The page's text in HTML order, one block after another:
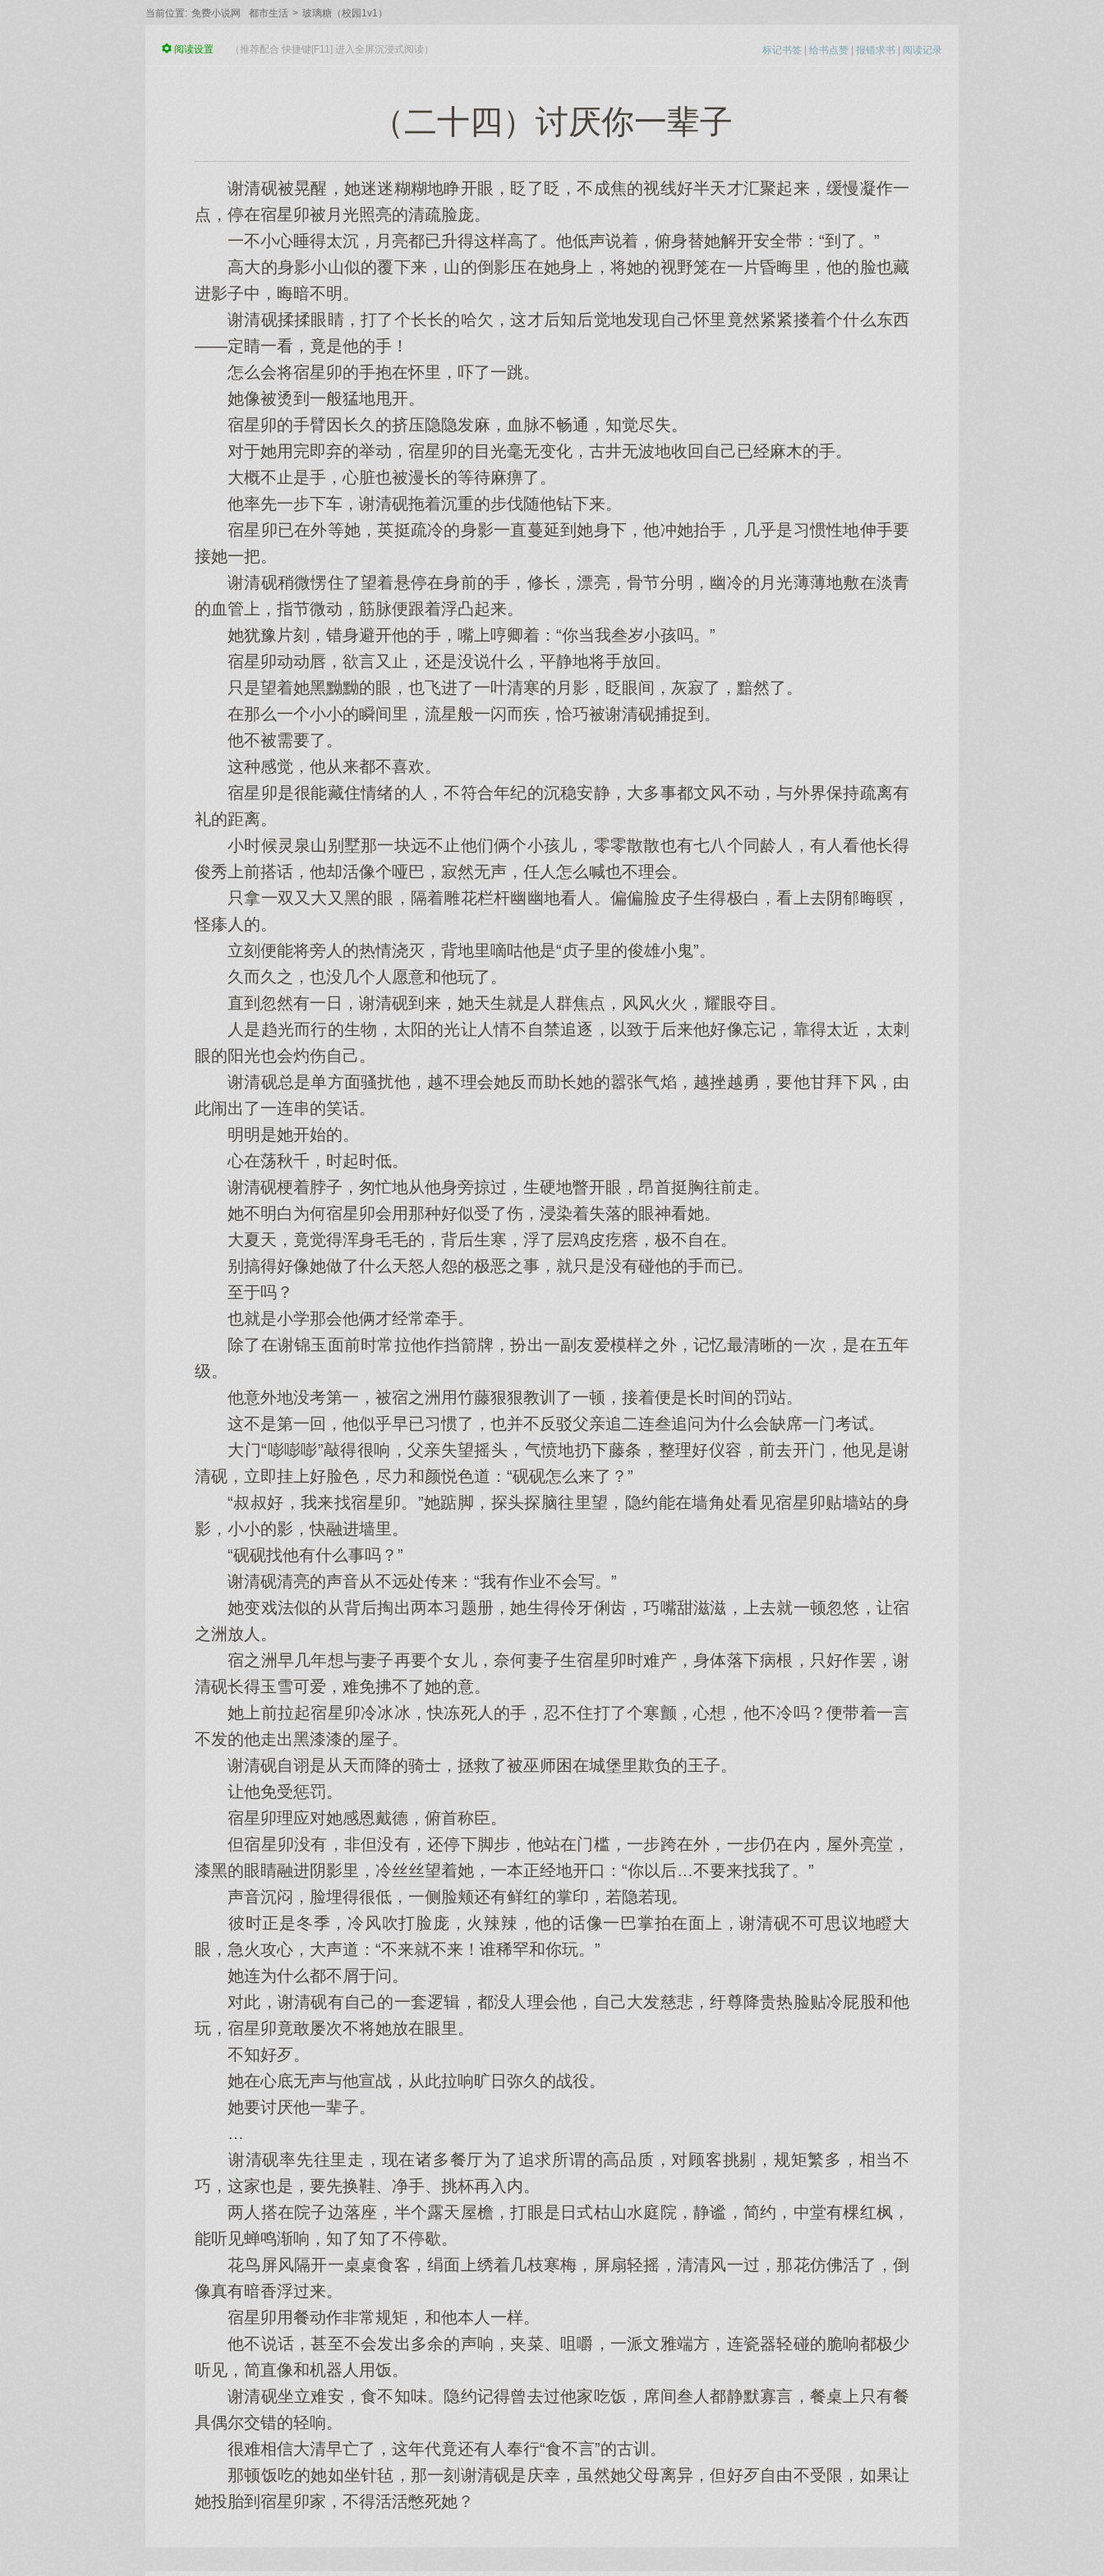
当前位置: 免费小说网 都市生活 > 玻璃糖（校园1v1）
标记书签 | 给书点赞 | 报错求书 | 阅读记录
阅读设置 （推荐配合 快捷键[F11] 进入全屏沉浸式阅读）
（二十四）讨厌你一辈子
谢清砚被晃醒，她迷迷糊糊地睁开眼，眨了眨，不成焦的视线好半天才汇聚起来，缓慢凝作一
点，停在宿星卯被月光照亮的清疏脸庞。
一不小心睡得太沉，月亮都已升得这样高了。他低声说着，俯身替她解开安全带：“到了。”
高大的身影小山似的覆下来，山的倒影压在她身上，将她的视野笼在一片昏晦里，他的脸也藏
进影子中，晦暗不明。
谢清砚揉揉眼睛，打了个长长的哈欠，这才后知后觉地发现自己怀里竟然紧紧搂着个什么东西
——定睛一看，竟是他的手！
怎么会将宿星卯的手抱在怀里，吓了一跳。
她像被烫到一般猛地甩开。
宿星卯的手臂因长久的挤压隐隐发麻，血脉不畅通，知觉尽失。
对于她用完即弃的举动，宿星卯的目光毫无变化，古井无波地收回自己已经麻木的手。
大概不止是手，心脏也被漫长的等待麻痹了。
他率先一步下车，谢清砚拖着沉重的步伐随他钻下来。
宿星卯已在外等她，英挺疏冷的身影一直蔓延到她身下，他冲她抬手，几乎是习惯性地伸手要
接她一把。
谢清砚稍微愣住了望着悬停在身前的手，修长，漂亮，骨节分明，幽冷的月光薄薄地敷在淡青
的血管上，指节微动，筋脉便跟着浮凸起来。
她犹豫片刻，错身避开他的手，嘴上哼卿着：“你当我叁岁小孩吗。”
宿星卯动动唇，欲言又止，还是没说什么，平静地将手放回。
只是望着她黑黝黝的眼，也飞进了一叶清寒的月影，眨眼间，灰寂了，黯然了。
在那么一个小小的瞬间里，流星般一闪而疾，恰巧被谢清砚捕捉到。
他不被需要了。
这种感觉，他从来都不喜欢。
宿星卯是很能藏住情绪的人，不符合年纪的沉稳安静，大多事都文风不动，与外界保持疏离有
礼的距离。
小时候灵泉山别墅那一块远不止他们俩个小孩儿，零零散散也有七八个同龄人，有人看他长得
俊秀上前搭话，他却活像个哑巴，寂然无声，任人怎么喊也不理会。
只拿一双又大又黑的眼，隔着雕花栏杆幽幽地看人。偏偏脸皮子生得极白，看上去阴郁晦暝，
怪瘆人的。
立刻便能将旁人的热情浇灭，背地里嘀咕他是“贞子里的俊雄小鬼”。
久而久之，也没几个人愿意和他玩了。
直到忽然有一日，谢清砚到来，她天生就是人群焦点，风风火火，耀眼夺目。
人是趋光而行的生物，太阳的光让人情不自禁追逐，以致于后来他好像忘记，靠得太近，太刺
眼的阳光也会灼伤自己。
谢清砚总是单方面骚扰他，越不理会她反而助长她的嚣张气焰，越挫越勇，要他甘拜下风，由
此闹出了一连串的笑话。
明明是她开始的。
心在荡秋千，时起时低。
谢清砚梗着脖子，匆忙地从他身旁掠过，生硬地瞥开眼，昂首挺胸往前走。
她不明白为何宿星卯会用那种好似受了伤，浸染着失落的眼神看她。
大夏天，竟觉得浑身毛毛的，背后生寒，浮了层鸡皮疙瘩，极不自在。
别搞得好像她做了什么天怒人怨的极恶之事，就只是没有碰他的手而已。
至于吗？
也就是小学那会他俩才经常牵手。
除了在谢锦玉面前时常拉他作挡箭牌，扮出一副友爱模样之外，记忆最清晰的一次，是在五年
级。
他意外地没考第一，被宿之洲用竹藤狠狠教训了一顿，接着便是长时间的罚站。
这不是第一回，他似乎早已习惯了，也并不反驳父亲追二连叁追问为什么会缺席一门考试。
大门“嘭嘭嘭”敲得很响，父亲失望摇头，气愤地扔下藤条，整理好仪容，前去开门，他见是谢
清砚，立即挂上好脸色，尽力和颜悦色道：“砚砚怎么来了？”
“叔叔好，我来找宿星卯。”她踮脚，探头探脑往里望，隐约能在墙角处看见宿星卯贴墙站的身
影，小小的影，快融进墙里。
“砚砚找他有什么事吗？”
谢清砚清亮的声音从不远处传来：“我有作业不会写。”
她变戏法似的从背后掏出两本习题册，她生得伶牙俐齿，巧嘴甜滋滋，上去就一顿忽悠，让宿
之洲放人。
宿之洲早几年想与妻子再要个女儿，奈何妻子生宿星卯时难产，身体落下病根，只好作罢，谢
清砚长得玉雪可爱，难免拂不了她的意。
她上前拉起宿星卯冷冰冰，快冻死人的手，忍不住打了个寒颤，心想，他不冷吗？便带着一言
不发的他走出黑漆漆的屋子。
谢清砚自诩是从天而降的骑士，拯救了被巫师困在城堡里欺负的王子。
让他免受惩罚。
宿星卯理应对她感恩戴德，俯首称臣。
但宿星卯没有，非但没有，还停下脚步，他站在门槛，一步跨在外，一步仍在内，屋外亮堂，
漆黑的眼睛融进阴影里，冷丝丝望着她，一本正经地开口：“你以后…不要来找我了。”
声音沉闷，脸埋得很低，一侧脸颊还有鲜红的掌印，若隐若现。
彼时正是冬季，冷风吹打脸庞，火辣辣，他的话像一巴掌拍在面上，谢清砚不可思议地瞪大
眼，急火攻心，大声道：“不来就不来！谁稀罕和你玩。”
她连为什么都不屑于问。
对此，谢清砚有自己的一套逻辑，都没人理会他，自己大发慈悲，纡尊降贵热脸贴冷屁股和他
玩，宿星卯竟敢屡次不将她放在眼里。
不知好歹。
她在心底无声与他宣战，从此拉响旷日弥久的战役。
她要讨厌他一辈子。
…
谢清砚率先往里走，现在诸多餐厅为了追求所谓的高品质，对顾客挑剔，规矩繁多，相当不
巧，这家也是，要先换鞋、净手、挑杯再入内。
两人搭在院子边落座，半个露天屋檐，打眼是日式枯山水庭院，静谧，简约，中堂有棵红枫，
能听见蝉鸣渐响，知了知了不停歇。
花鸟屏风隔开一桌桌食客，绢面上绣着几枝寒梅，屏扇轻摇，清清风一过，那花仿佛活了，倒
像真有暗香浮过来。
宿星卯用餐动作非常规矩，和他本人一样。
他不说话，甚至不会发出多余的声响，夹菜、咀嚼，一派文雅端方，连瓷器轻碰的脆响都极少
听见，简直像和机器人用饭。
谢清砚坐立难安，食不知味。隐约记得曾去过他家吃饭，席间叁人都静默寡言，餐桌上只有餐
具偶尔交错的轻响。
很难相信大清早亡了，这年代竟还有人奉行“食不言”的古训。
那顿饭吃的她如坐针毡，那一刻谢清砚是庆幸，虽然她父母离异，但好歹自由不受限，如果让
她投胎到宿星卯家，不得活活憋死她？